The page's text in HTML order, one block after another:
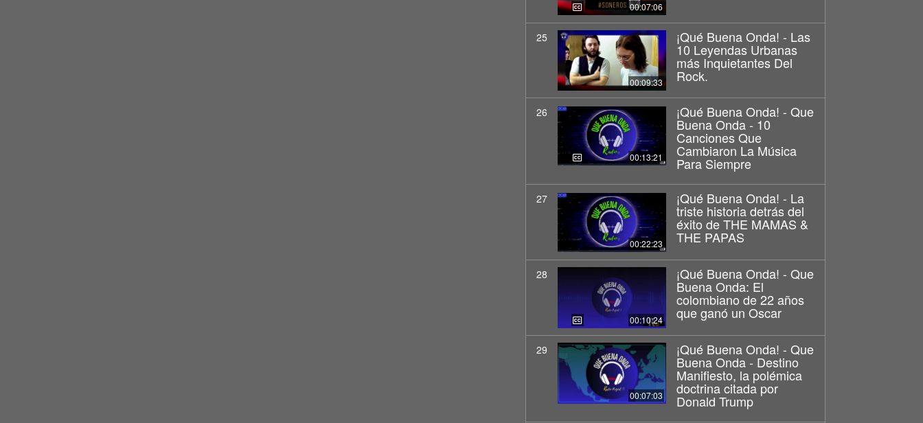
00:07:06
25
00:09:33
¡Qué Buena Onda! - Las
10 Leyendas Urbanas
más Inquietantes Del
Rock.
26
00:13:21
¡Qué Buena Onda! - Que
Buena Onda - 10
Canciones Que
Cambiaron La Música
Para Siempre
27
00:22:23
¡Qué Buena Onda! - La
triste historia detrás del
éxito de THE MAMAS &
THE PAPAS
28
00:10:24
¡Qué Buena Onda! - Que
Buena Onda: El
colombiano de 22 años
que ganó un Oscar
29
00:07:03
¡Qué Buena Onda! - Que
Buena Onda - Destino
Manifiesto, la polémica
doctrina citada por
Donald Trump